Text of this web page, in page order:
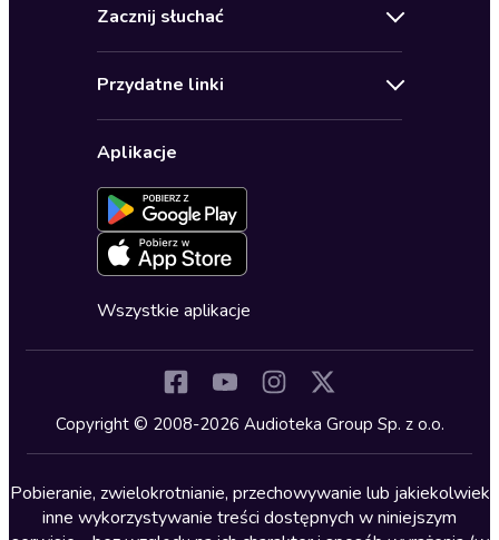
Biznes, marketing, ekonomia
Dla młodzieży
Kryminały
Lektury szkolne
Literatura anglojęzyczna
Literatura faktu
Pomoc
Ustawienia prywatności
Formularz zgłaszania nielegalnych treści
Deklaracja dostępności
Zacznij słuchać
Karnety
Oferta dla firm i bibliotek
Przydatne linki
Dołącz do newslettera
Blog
Zapowiedzi
Cykle audiobooków
Aplikacje
Wszystkie aplikacje
Copyright © 2008-2026 Audioteka Group Sp. z o.o.
Pobieranie, zwielokrotnianie, przechowywanie lub jakiekolwiek
inne wykorzystywanie treści dostępnych w niniejszym